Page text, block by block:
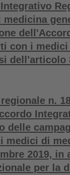
con i
dell'articolo
n.
delle
di
2019, in
per la